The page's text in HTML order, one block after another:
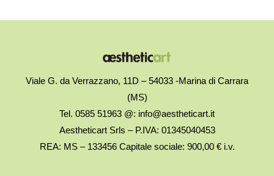
Viale G. da Verrazzano, 11D – 54033 -Marina di Carrara
(MS)
Tel. 0585 51963 @: info@aestheticart.it
Aestheticart Srls – P.IVA: 01345040453
REA: MS – 133456 Capitale sociale: 900,00 € i.v.